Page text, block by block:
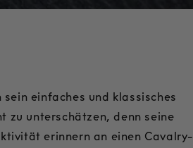
einfaches und klassisches
zu unterschätzen, denn seine
erinnern an einen Cavalry-